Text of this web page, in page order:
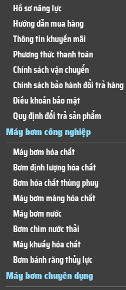
Hồ sơ năng lực
Hướng dẫn mua hàng
Thông tin khuyến mãi
Phương thức thanh toán
Chính sách vận chuyển
Chính sách bảo hành đổi trả hàng
Điều khoản bảo mật
Quy định đổi trả sản phẩm
Máy bơm công nghiệp
Máy bơm hóa chất
Bơm định lượng hóa chất
Bơm hóa chất thùng phuy
Máy bơm màng hóa chất
Máy bơm nước
Bơm chìm nước thải
Máy khuấy hóa chất
Bơm bánh răng thủy lực
Máy bơm chuyên dụng